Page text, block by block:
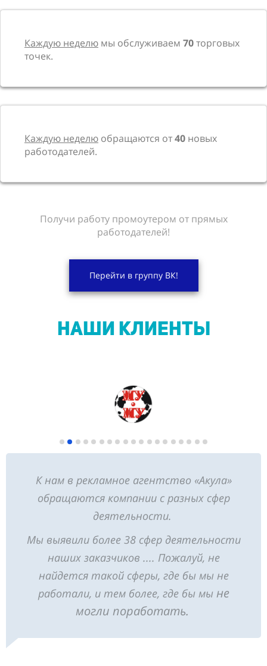
Каждую неделю мы обслуживаем 70торговых
точек.
Каждую неделю обращаются от40 новых
работодателей.
Получи работу промоутером от прямых
работодателей!
Перейти в группу ВК!
НАШИ КЛИЕНТЫ
К нам в рекламное агентство «Акула»
обращаются компании с разных сфер
деятельности.
Мы выявили более 38 сфер деятельности
наших заказчиков .... Пожалуй, не
найдется такой сферы, где бы мы не
работали, и тем более, где бы мы не
могли поработать.